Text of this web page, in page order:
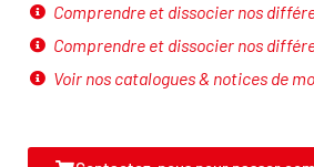
Comprendre et dissocier nos
Comprendre et dissocier nos
Voir nos catalogues & notices de